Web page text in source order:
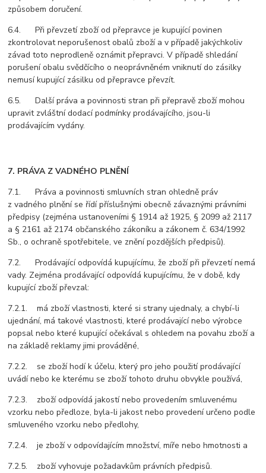
způsobem doručení.
6.4. Při převzetí zboží od přepravce je kupující povinen
zkontrolovat neporušenost obalů zboží a v případě jakýchkoliv
závad toto neprodleně oznámit přepravci. V případě shledání
porušení obalu svědčícího o neoprávněném vniknutí do zásilky
nemusí kupující zásilku od přepravce převzít.
6.5. Další práva a povinnosti stran při přepravě zboží mohou
upravit zvláštní dodací podmínky prodávajícího, jsou-li
prodávajícím vydány.
7. PRÁVA Z VADNÉHO PLNĚNÍ
7.1. Práva a povinnosti smluvních stran ohledně práv
z vadného plnění se řídí příslušnými obecně závaznými právními
předpisy (zejména ustanoveními § 1914 až 1925, § 2099 až 2117
a § 2161 až 2174 občanského zákoníku a zákonem č. 634/1992
Sb., o ochraně spotřebitele, ve znění pozdějších předpisů).
7.2. Prodávající odpovídá kupujícímu, že zboží při převzetí nemá
vady. Zejména prodávající odpovídá kupujícímu, že v době, kdy
kupující zboží převzal:
7.2.1. má zboží vlastnosti, které si strany ujednaly, a chybí-li
ujednání, má takové vlastnosti, které prodávající nebo výrobce
popsal nebo které kupující očekával s ohledem na povahu zboží a
na základě reklamy jimi prováděné,
7.2.2. se zboží hodí k účelu, který pro jeho použití prodávající
uvádí nebo ke kterému se zboží tohoto druhu obvykle používá,
7.2.3. zboží odpovídá jakostí nebo provedením smluvenému
vzorku nebo předloze, byla-li jakost nebo provedení určeno podle
smluveného vzorku nebo předlohy,
7.2.4. je zboží v odpovídajícím množství, míře nebo hmotnosti a
7.2.5. zboží vyhovuje požadavkům právních předpisů.